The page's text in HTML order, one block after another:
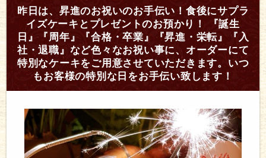
昨日は、昇進のお祝いのお手伝い！食後にサプラ
イズケーキとプレゼントのお預かり！ 『誕生
日』『周年』『合格・卒業』『昇進・栄転』『入
社・退職』など色々なお祝い事に、オーダーにて
特別なケーキをご用意させていただきます。いつ
もお客様の特別な日をお手伝い致します！